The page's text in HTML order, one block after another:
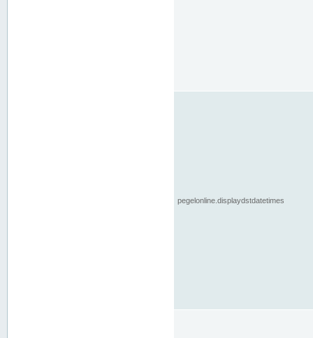
pegelonline.displaydstdatetimes